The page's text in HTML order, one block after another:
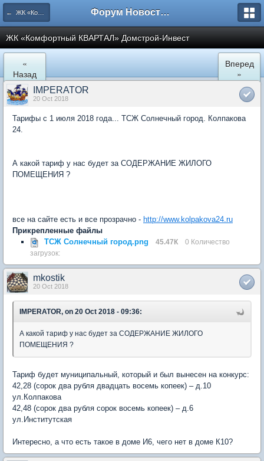
← ЖК «Комфортный КВАРТАЛ» Форум Новостройки
ЖК «Комфортный КВАРТАЛ» Домстрой-Инвест
«
Назад
Вперед
»
IMPERATOR
20 Oct 2018
Тарифы с 1 июля 2018 года... ТСЖ Солнечный город. Колпакова
24.
А какой тариф у нас будет за СОДЕРЖАНИЕ ЖИЛОГО
ПОМЕЩЕНИЯ ?
все на сайте есть и все прозрачно - http://www.kolpakova24.ru
Прикрепленные файлы
ТСЖ Солнечный город.png
45.47К
0 Количество
загрузок:
mkostik
20 Oct 2018
IMPERATOR, on 20 Oct 2018 - 09:36:
А какой тариф у нас будет за СОДЕРЖАНИЕ ЖИЛОГО
ПОМЕЩЕНИЯ ?
Тариф будет муниципальный, который и был вынесен на конкурс:
42,28 (сорок два рубля двадцать восемь копеек) – д.10
ул.Колпакова
42,48 (сорок два рубля сорок восемь копеек) – д.6
ул.Институтская
Интересно, а что есть такое в доме И6, чего нет в доме К10?